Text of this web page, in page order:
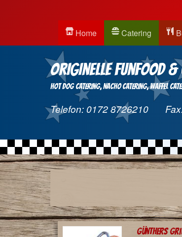
Home Catering
Originelle Funfood
Hot Dog Catering Nacho Catering Waffel
Telefon: 0172 8726210
Günthers